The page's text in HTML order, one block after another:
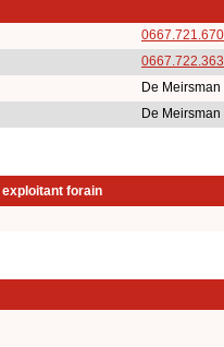
0667.721.670
0667.722.363
De
De
forain